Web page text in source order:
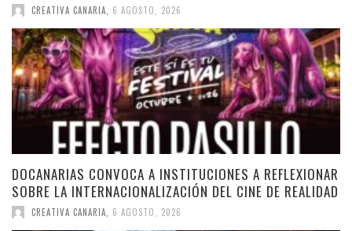
CREATIVA CANARIA 6 AGOSTO, 2026
DOCANARIAS CONVOCA A INSTITUCIONES A REFLEXIONAR
SOBRE LA INTERNACIONALIZACIÓN DEL CINE DE REALIDAD
CREATIVA CANARIA 6 AGOSTO, 2026